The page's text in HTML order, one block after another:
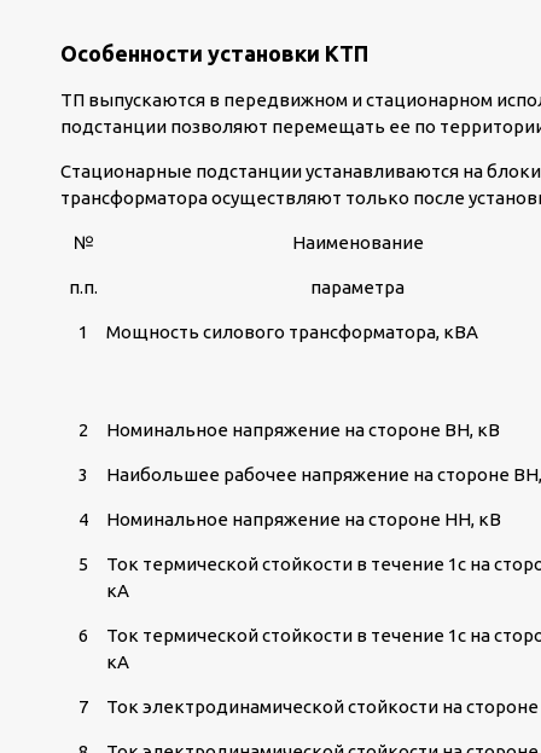
Особенности установки КТП
ТП выпускаются в передвижном и стационарном
подстанции позволяют перемещать ее по
Стационарные подстанции устанавливаются на
трансформатора осуществляют только после
№
п.п.
Наименование
параметра
1 Мощность силового трансформатора, кВА
2 Номинальное напряжение на стороне ВН, кВ
3 Наибольшее рабочее напряжение на стороне
4 Номинальное напряжение на стороне НН, кВ
5
Ток термической стойкости в течение 1с на
кА
6
Ток термической стойкости в течение 1с на
кА
7 Ток электродинамической стойкости на